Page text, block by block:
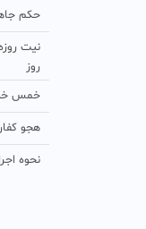
حکم
نیت
روز
خمس
هجو
نحوه اجرای